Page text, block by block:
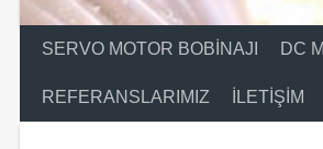
SERVO MOTOR BOBINAJI DC
REFERANSLARIMIZ İLETIŞIM